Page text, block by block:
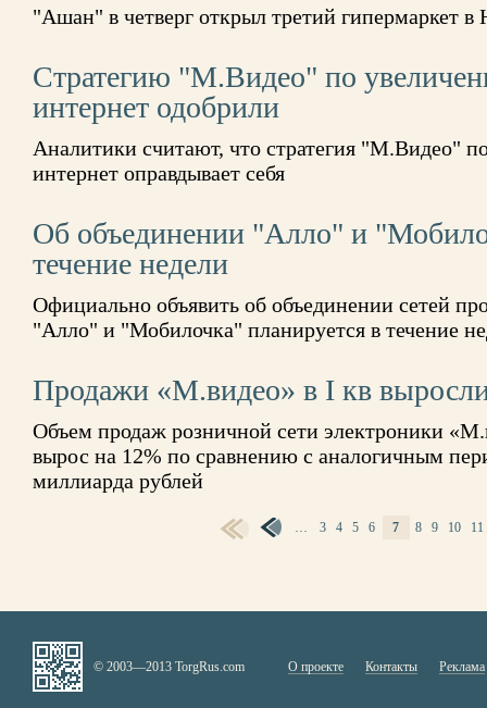
"Ашан" в четверг открыл третий гипермаркет
Стратегию "М.Видео" по
интернет одобрили
Аналитики считают, что стратегия "М.Видео"
интернет оправдывает себя
Об объединении "Алло" и
течение недели
Официально объявить об объединении сетей
"Алло" и "Мобилочка" планируется в течение
Продажи «М.видео» в I кв
Объем продаж розничной сети электроники
вырос на 12% по сравнению с аналогичным
миллиарда рублей
… 3 4 5 6 7 8 9 10 11
© 2003—2013 TorgRus.com О проекте Контакты Реклама